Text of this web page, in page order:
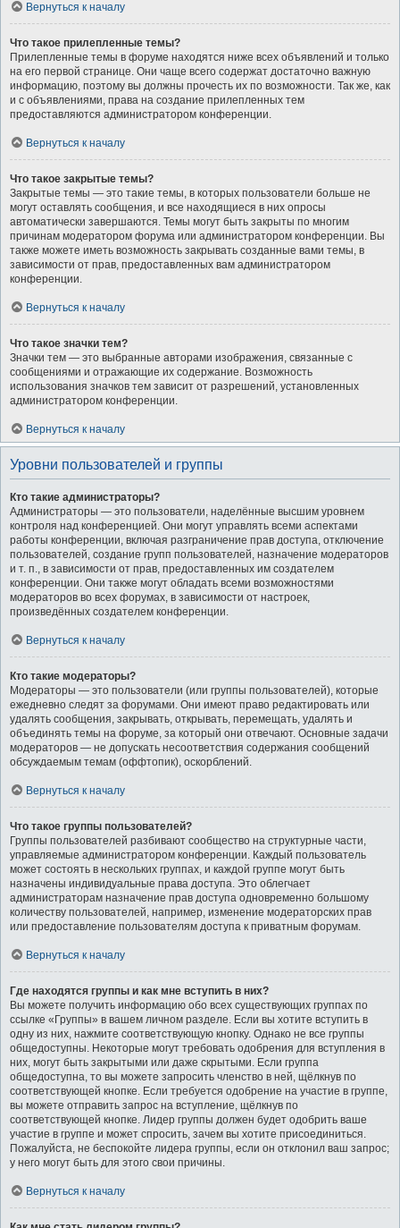
Вернуться к началу
Что такое прилепленные темы?
Прилепленные темы в форуме находятся ниже всех объявлений и только
на его первой странице. Они чаще всего содержат достаточно важную
информацию, поэтому вы должны прочесть их по возможности. Так же, как
и с объявлениями, права на создание прилепленных тем
предоставляются администратором конференции.
Вернуться к началу
Что такое закрытые темы?
Закрытые темы — это такие темы, в которых пользователи больше не
могут оставлять сообщения, и все находящиеся в них опросы
автоматически завершаются. Темы могут быть закрыты по многим
причинам модератором форума или администратором конференции. Вы
также можете иметь возможность закрывать созданные вами темы, в
зависимости от прав, предоставленных вам администратором
конференции.
Вернуться к началу
Что такое значки тем?
Значки тем — это выбранные авторами изображения, связанные с
сообщениями и отражающие их содержание. Возможность
использования значков тем зависит от разрешений, установленных
администратором конференции.
Вернуться к началу
Уровни пользователей и группы
Кто такие администраторы?
Администраторы — это пользователи, наделённые высшим уровнем
контроля над конференцией. Они могут управлять всеми аспектами
работы конференции, включая разграничение прав доступа, отключение
пользователей, создание групп пользователей, назначение модераторов
и т. п., в зависимости от прав, предоставленных им создателем
конференции. Они также могут обладать всеми возможностями
модераторов во всех форумах, в зависимости от настроек,
произведённых создателем конференции.
Вернуться к началу
Кто такие модераторы?
Модераторы — это пользователи (или группы пользователей), которые
ежедневно следят за форумами. Они имеют право редактировать или
удалять сообщения, закрывать, открывать, перемещать, удалять и
объединять темы на форуме, за который они отвечают. Основные задачи
модераторов — не допускать несоответствия содержания сообщений
обсуждаемым темам (оффтопик), оскорблений.
Вернуться к началу
Что такое группы пользователей?
Группы пользователей разбивают сообщество на структурные части,
управляемые администратором конференции. Каждый пользователь
может состоять в нескольких группах, и каждой группе могут быть
назначены индивидуальные права доступа. Это облегчает
администраторам назначение прав доступа одновременно большому
количеству пользователей, например, изменение модераторских прав
или предоставление пользователям доступа к приватным форумам.
Вернуться к началу
Где находятся группы и как мне вступить в них?
Вы можете получить информацию обо всех существующих группах по
ссылке «Группы» в вашем личном разделе. Если вы хотите вступить в
одну из них, нажмите соответствующую кнопку. Однако не все группы
общедоступны. Некоторые могут требовать одобрения для вступления в
них, могут быть закрытыми или даже скрытыми. Если группа
общедоступна, то вы можете запросить членство в ней, щёлкнув по
соответствующей кнопке. Если требуется одобрение на участие в группе,
вы можете отправить запрос на вступление, щёлкнув по
соответствующей кнопке. Лидер группы должен будет одобрить ваше
участие в группе и может спросить, зачем вы хотите присоединиться.
Пожалуйста, не беспокойте лидера группы, если он отклонил ваш запрос;
у него могут быть для этого свои причины.
Вернуться к началу